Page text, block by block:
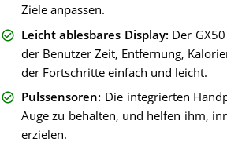
Ziele anpassen.
Leicht ablesbares Display: Der
der Benutzer Zeit, Entfernung,
der Fortschritte einfach und leicht.
Pulssensoren: Die integrierten
Auge zu behalten, und helfen ihm,
erzielen.